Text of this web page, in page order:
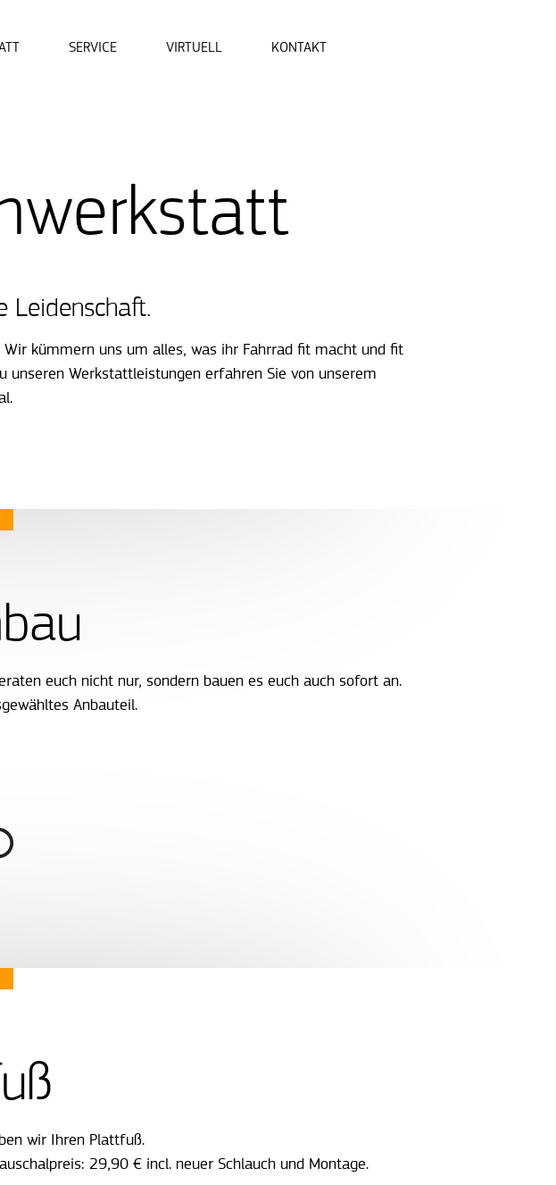
SERVICE VIRTUELL KONTAKT
Leidenschaft.
kümmern uns um alles, was ihr Fahrrad fit macht und fit
unseren Werkstattleistungen erfahren Sie von unserem
euch nicht nur, sondern bauen es euch auch sofort an.
Anbauteil.
wir Ihren Plattfuß.
29,90 € incl. neuer Schlauch und Montage.